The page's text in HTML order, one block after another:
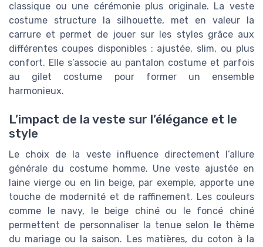
classique ou une cérémonie plus originale. La veste
costume structure la silhouette, met en valeur la
carrure et permet de jouer sur les styles grâce aux
différentes coupes disponibles : ajustée, slim, ou plus
confort. Elle s’associe au pantalon costume et parfois
au gilet costume pour former un ensemble
harmonieux.
L’impact de la veste sur l’élégance et le
style
Le choix de la veste influence directement l’allure
générale du costume homme. Une veste ajustée en
laine vierge ou en lin beige, par exemple, apporte une
touche de modernité et de raffinement. Les couleurs
comme le navy, le beige chiné ou le foncé chiné
permettent de personnaliser la tenue selon le thème
du mariage ou la saison. Les matières, du coton à la